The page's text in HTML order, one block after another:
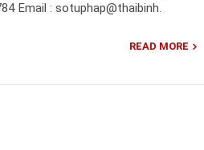
Email : sotuphap@thaibinh.
READ MORE